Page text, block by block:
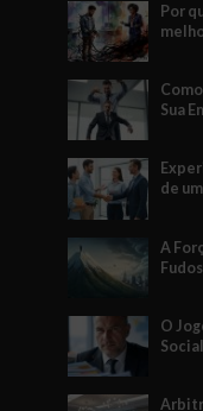
Por
Sua
de
A
O